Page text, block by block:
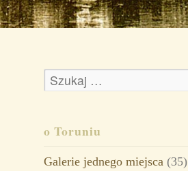
o Toruniu
Galerie jednego miejsca(35)